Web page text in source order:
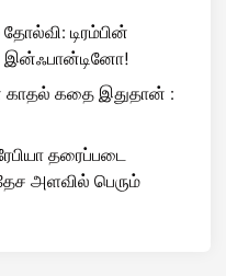
டிரம்பின்
இன்ஃபான்டினோ!
காதல் கதை இதுதான் :
தரைப்படை
அளவில் பெரும்